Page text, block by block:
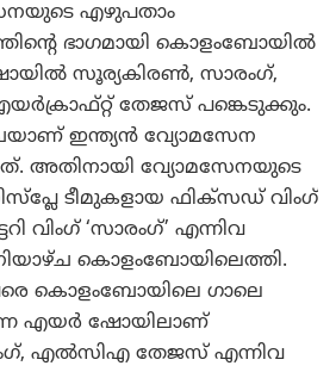
എഴുപതാം
ഭാഗമായി കൊളംബോയില്‍
സൂര്യകിരണ്‍, സാരംഗ്,
തേജസ് പങ്കെടുക്കും.
ഇന്ത്യന്‍ വ്യോമസേന
അതിനായി വ്യോമസേനയുടെ
ടീമുകളായ ഫിക്സഡ് വിംഗ്
വിംഗ് ‘സാരംഗ്’ എന്നിവ
കൊളംബോയിലെത്തി.
കൊളംബോയിലെ ഗാലെ
എയര്‍ ഷോയിലാണ്
എല്‍സിഎ തേജസ് എന്നിവ